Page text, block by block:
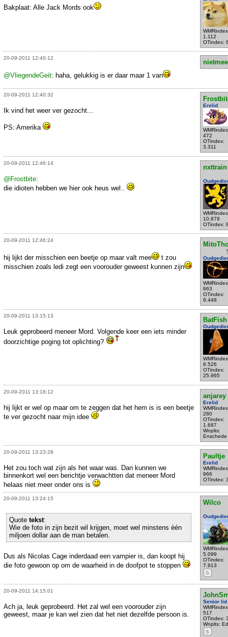
1.112
OTindex:
Bakplaat: Alle Jack Mords ook
20-09-2011 12:40:12
@VliegendeGeit: haha, gelukkig is er daar maar 1 van
20-09-2011 12:40:32
Erelid
472
OTindex:
3.311
Ik vind het weer ver gezocht...
PS: Amerika
20-09-2011 12:46:14
nxttrain
10.879
OTindex:
@Frostbite:
die idioten hebben we hier ook heus wel..
20-09-2011 12:46:24
663
OTindex:
9.448
hij lijkt der misschien een beetje op maar valt mee
t zou
misschien zoals ledi zegt een voorouder geweest kunnen zijn
20-09-2011 13:15:13
BatFish
8.526
OTindex:
25.965
Leuk geprobeerd meneer Mord. Volgende keer een iets minder
doorzichtige poging tot oplichting?
20-09-2011 13:18:12
anjarey
Erelid
280
OTindex:
1.687
Wnplts:
Enschede
hij lijkt er wel op maar om te zeggen dat het hem is is een beetje
te ver gezocht naar mijn idee
20-09-2011 13:23:28
Paultje
Erelid
966
OTindex:
Het zou toch wat zijn als het waar was. Dan kunnen we
binnenkort wel een berichtje verwachtten dat meneer Mord
helaas niet meer onder ons is
20-09-2011 13:24:15
Wilco
5.099
OTindex:
7.913
S
Quote tekst:
Wie de foto in zijn bezit wil krijgen, moet wel minstens één
miljoen dollar aan de man betalen.
Dus als Nicolas Cage inderdaad een vampier is, dan koopt hij
die foto gewoon op om de waarheid in de doofpot te stoppen
20-09-2011 14:15:01
Senior lid
517
OTindex:
Wnplts:
S
Ach ja, leuk geprobeerd. Het zal wel een voorouder zijn
geweest, maar je kan wel zien dat het niet dezelfde persoon is.